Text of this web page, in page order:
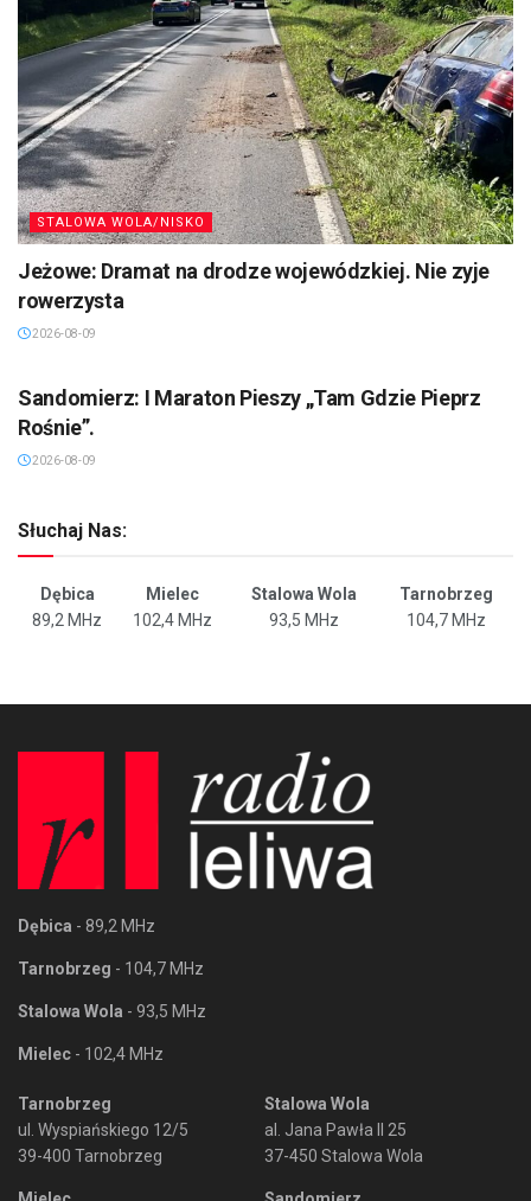
STALOWA WOLA/NISKO
Jeżowe: Dramat na drodze wojewódzkiej. Nie zyje
rowerzysta
2026-08-09
Sandomierz: I Maraton Pieszy „Tam Gdzie Pieprz
Rośnie”.
2026-08-09
Słuchaj Nas:
Dębica Mielec Stalowa Wola
Tarnobrzeg
89,2 MHz
102,4 MHz 93,5 MHz 104,7 MHz
Dębica - 89,2 MHz
Tarnobrzeg - 104,7 MHz
Stalowa Wola - 93,5 MHz
Mielec - 102,4 MHz
Tarnobrzeg
ul. Wyspiańskiego 12/5
39-400 Tarnobrzeg
Stalowa Wola
al. Jana Pawła II 25
37-450 Stalowa Wola